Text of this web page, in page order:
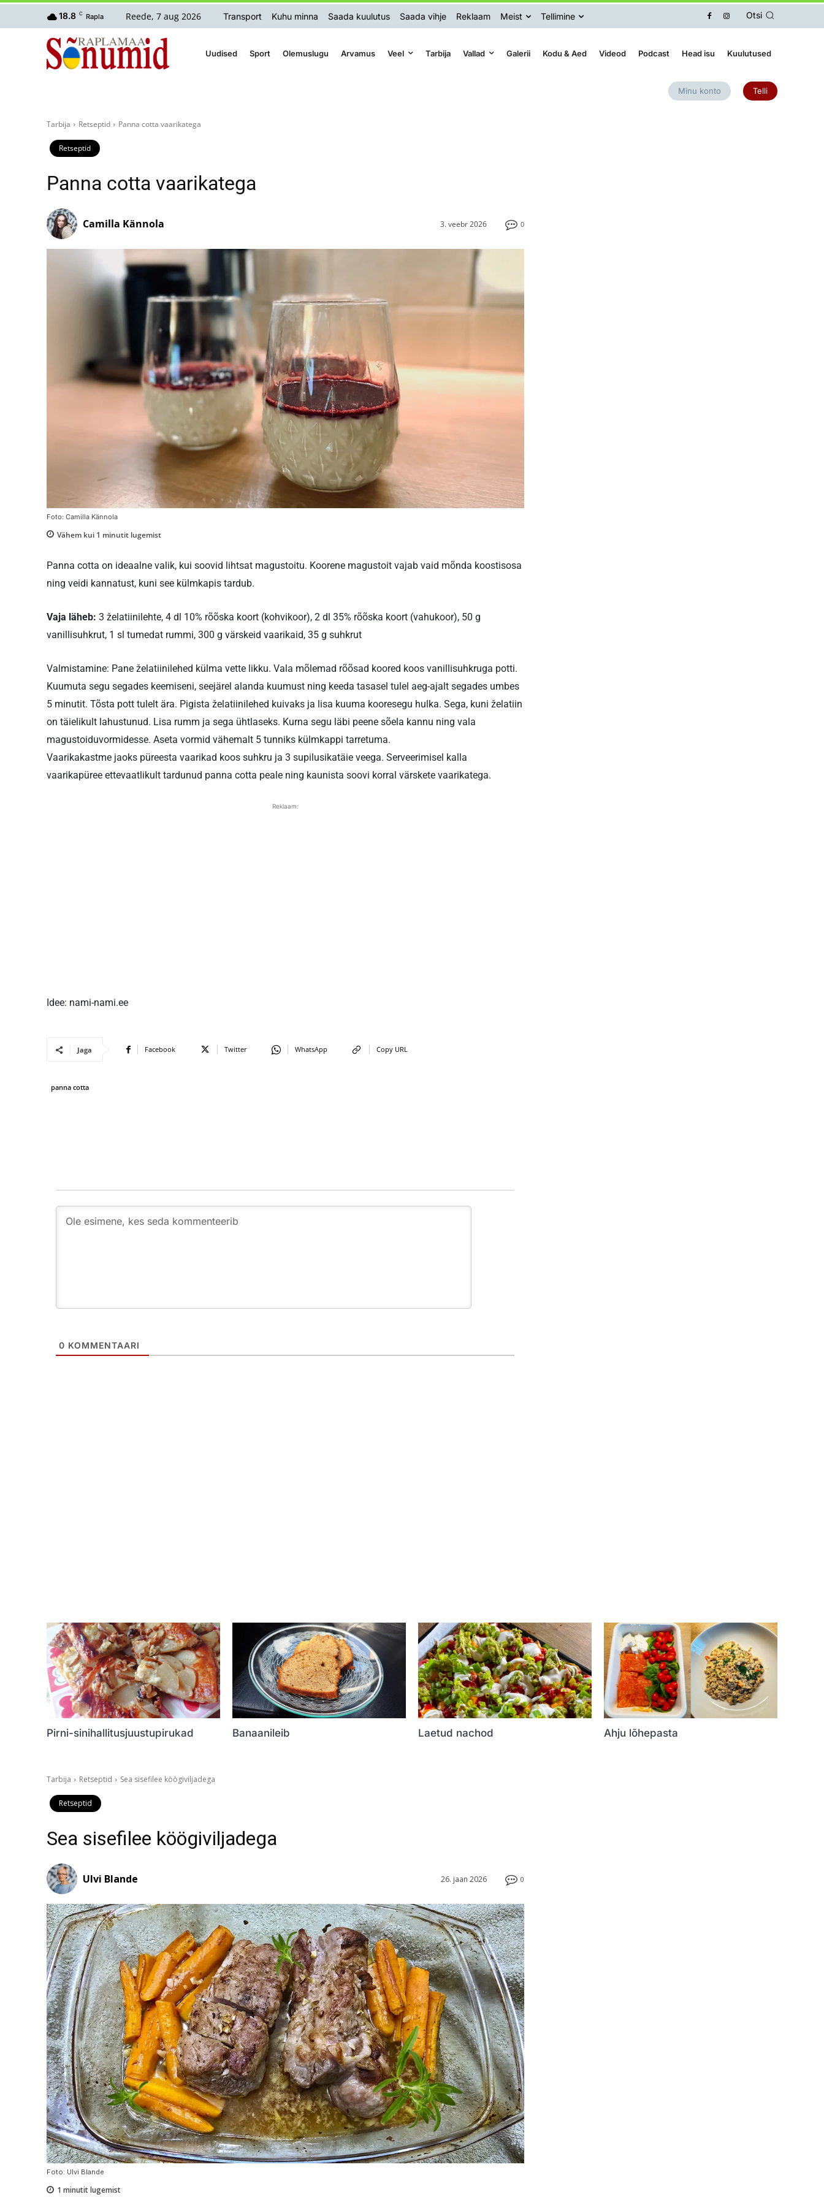
18.8 C Rapla Reede, 7 aug 2026 Transport Kuhu minna Saada kuulutus Saada vihje Reklaam Meist Tellimine Otsi
Uudised Sport Olemuslugu Arvamus Veel Tarbija Vallad Galerii Kodu & Aed Videod Podcast Head isu Kuulutused
Minu konto Telli
Tarbija Retseptid Panna cotta vaarikatega
Retseptid
Panna cotta vaarikatega
0
3. veebr 2026
Camilla Kännola
Foto: Camilla Kännola
Vähem kui 1 minutit lugemist
Panna cotta on ideaalne valik, kui soovid lihtsat magustoitu. Koorene magustoit vajab vaid mõnda koostisosa
ning veidi kannatust, kuni see külmkapis tardub.
Vaja läheb: 3 želatiinilehte, 4 dl 10% rõõska koort (kohvikoor), 2 dl 35% rõõska koort (vahukoor), 50 g
vanillisuhkrut, 1 sl tumedat rummi, 300 g värskeid vaarikaid, 35 g suhkrut
Valmistamine: Pane želatiinilehed külma vette likku. Vala mõlemad rõõsad koored koos vanillisuhkruga potti.
Kuumuta segu segades keemiseni, seejärel alanda kuumust ning keeda tasasel tulel aeg-ajalt segades umbes
5 minutit. Tõsta pott tulelt ära. Pigista želatiinilehed kuivaks ja lisa kuuma kooresegu hulka. Sega, kuni želatiin
on täielikult lahustunud. Lisa rumm ja sega ühtlaseks. Kurna segu läbi peene sõela kannu ning vala
magustoiduvormidesse. Aseta vormid vähemalt 5 tunniks külmkappi tarretuma.
Vaarikakastme jaoks püreesta vaarikad koos suhkru ja 3 supilusikatäie veega. Serveerimisel kalla
vaarikapüree ettevaatlikult tardunud panna cotta peale ning kaunista soovi korral värskete vaarikatega.
Reklaam:
Idee: nami-nami.ee
Jaga Facebook Twitter WhatsApp Copy URL
panna cotta
0 KOMMENTAARI
Pirni-sinihallitusjuustupirukad Banaanileib Laetud nachod Ahju lõhepasta